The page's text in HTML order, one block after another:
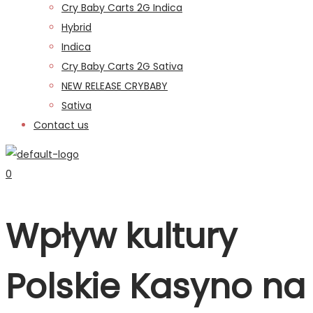
Cry Baby Carts 2G Indica
Hybrid
Indica
Cry Baby Carts 2G Sativa
NEW RELEASE CRYBABY
Sativa
Contact us
0
Wpływ kultury
Polskie Kasyno na